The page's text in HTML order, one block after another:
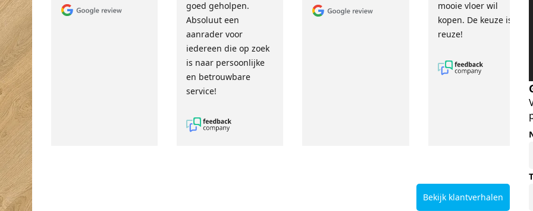
goed geholpen.
Absoluut een
aanrader voor
iedereen die op zoek
is naar persoonlijke
en betrouwbare
service!
mooie vloer wil
kopen. De keuze is
reuze!
Bekijk klantverhalen